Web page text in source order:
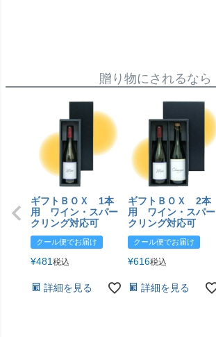
贈り物にされるなら
ギフトＢＯＸ 1本
用 ワイン・スパー
クリング対応可
クール便でお届け
¥481 税込
詳細を見る
ギフトＢＯＸ 2本
用 ワイン・スパー
クリング対応可
クール便でお届け
¥616税込
詳細を見る